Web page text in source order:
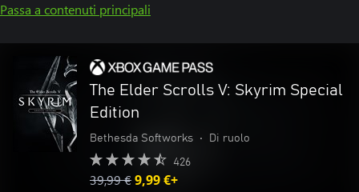
Passa a contenuti principali
The Elder Scrolls V: Skyrim Special
Edition
Bethesda Softworks • Di ruolo
426
39,99 €9,99 €+